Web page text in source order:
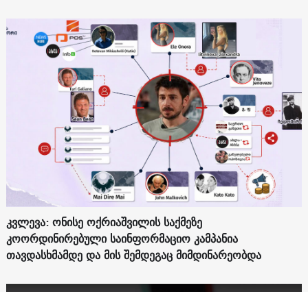
კვლევა: ონისე ოქრიაშვილის საქმეზე
კოორდინირებული საინფორმაციო კამპანია
თავდასხმამდე და მის შემდეგაც მიმდინარეობდა